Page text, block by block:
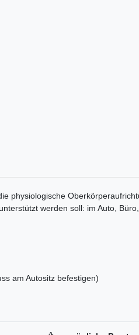
physiologische
werden soll: im Auto,
am Autositz befestigen)